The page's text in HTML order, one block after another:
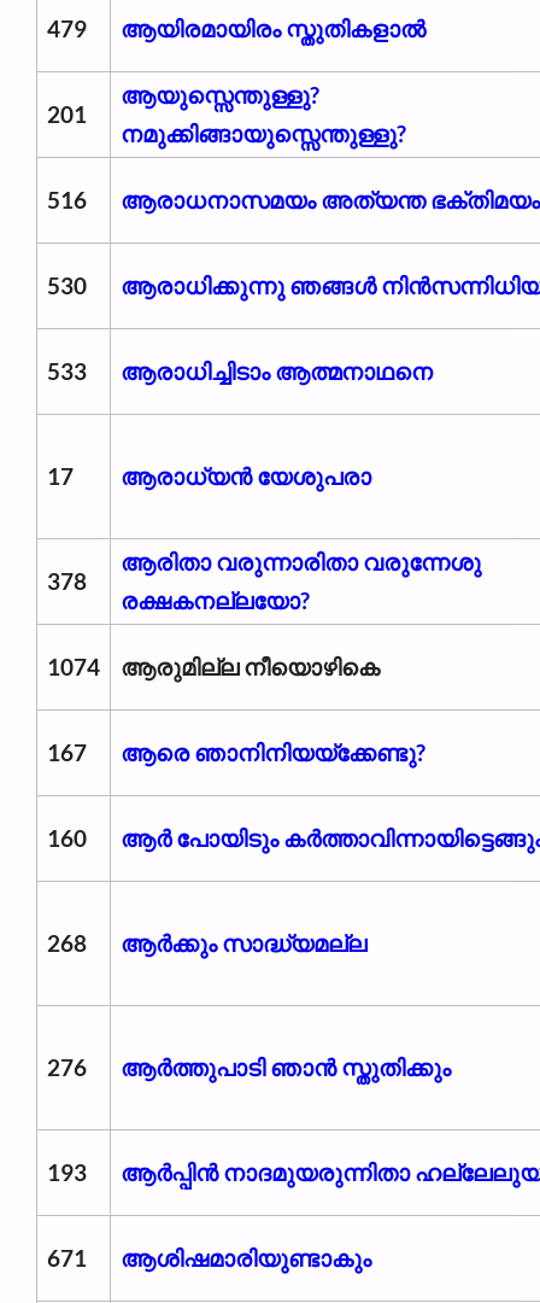
479 ആയിരമായിരം സ്തുതികളാൽ
201
ആയുസ്സെന്തുള്ളു?
നമുക്കിങ്ങായുസ്സെന്തുള്ളു?
516 ആരാധനാസമയം അത്യന്ത ഭക്തിമയം
530 ആരാധിക്കുന്നു ഞങ്ങൾ
533 ആരാധിച്ചിടാം ആത്മനാഥനെ
17 ആരാധ‍്യന്‍ യേശുപരാ
378
ആരിതാ വരുന്നാരിതാ വരുന്നേശു
രക്ഷകനല്ലയോ?
1074 ആരുമില്ല നീയൊഴികെ
167 ആരെ ഞാനിനിയയ്ക്കേണ്ടു?
160 ആർ പോയിടും
268 ആര്‍ക്കും സാദ്ധ‍്യമല്ല
276 ആര്‍ത്തുപാടി ഞാന്‍ സ്തുതിക്കും
193 ആർപ്പിൻ നാദമുയരുന്നിതാ
671 ആശിഷമാരിയുണ്ടാകും